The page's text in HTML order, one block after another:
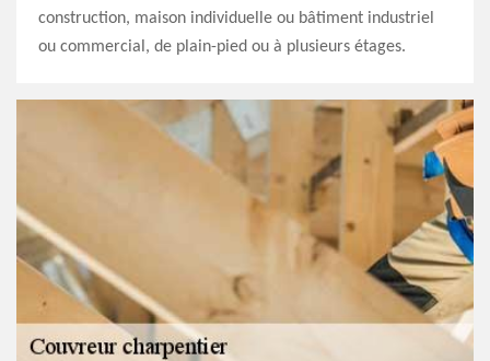
construction, maison individuelle ou bâtiment industriel
ou commercial, de plain-pied ou à plusieurs étages.